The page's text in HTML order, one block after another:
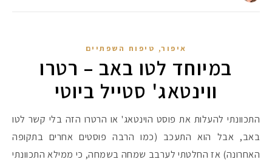
איפור, טיפוח השפתיים
במיוחד לטו באב – רטרו
ווינטאג' סטייל ביוטי
התכוונתי להעלות את פוסט הוינטאג' או הרטרו הזה בלי קשר לטו
באב, אבל הוא התעכב (כמו הרבה פוסטים אחרים בתקופה
האחרונה) אז החלטתי לערבב שמחה בשמחה, כי ממילא התכוונתי